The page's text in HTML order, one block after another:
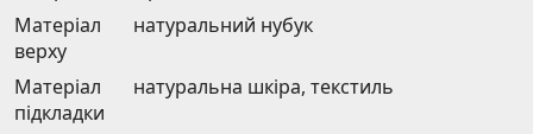
Матеріал
верху
натуральний нубук
Матеріал
підкладки
натуральна шкіра, текстиль